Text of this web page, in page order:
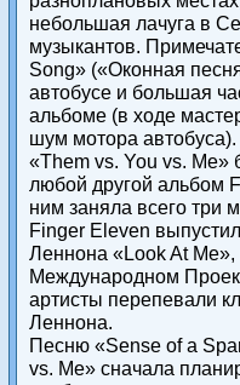
небольшая лачуга в
музыкантов.
Song» («Оконная
автобусе и большая
альбоме (в ходе
шум мотора автобуса).
«Them vs. You vs. Me»
любой другой альбом
ним заняла всего три
Finger Eleven
Леннона «Look At Me»,
Международном
артисты перепевали
Леннона.
Песню «Sense of a
vs. Me» сначала